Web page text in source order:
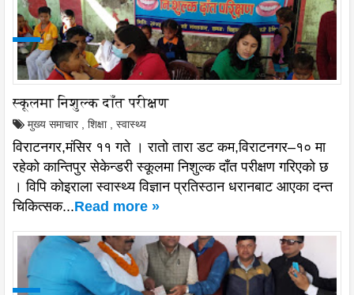
स्कूलमा निशुल्क दाँत परीक्षण
मुख्य समाचार शिक्षा स्वास्थ्य
विराटनगर,मंसिर ११ गते । रातो तारा डट कम,विराटनगर–१० मा
रहेको कान्तिपुर सेकेन्डरी स्कूलमा निशुल्क दाँत परीक्षण गरिएको छ
। विपि कोइराला स्वास्थ्य विज्ञान प्रतिस्ठान धरानबाट आएका दन्त
चिकित्सक...Read more »